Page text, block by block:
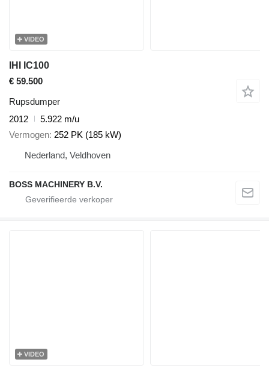
VIDEO
IHI IC100
€ 59.500
Rupsdumper
2012
5.922 m/u
Vermogen 252 PK (185 kW)
Nederland, Veldhoven
BOSS MACHINERY B.V.
VIDEO